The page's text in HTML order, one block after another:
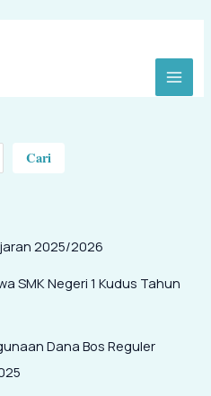
Menu
Cari
2025/2026
SMK Negeri 1 Kudus Tahun
Dana Bos Reguler